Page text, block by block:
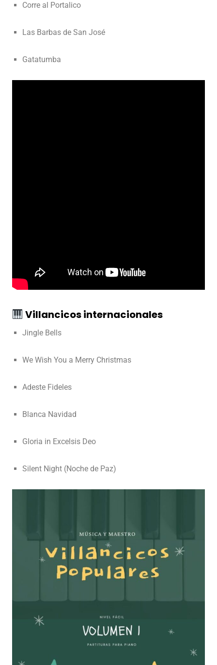
Corre al Portalico
Las Barbas de San José
Gatatumba
Villancicos internacionales
Jingle Bells
We Wish You a Merry Christmas
Adeste Fideles
Blanca Navidad
Gloria in Excelsis Deo
Silent Night (Noche de Paz)